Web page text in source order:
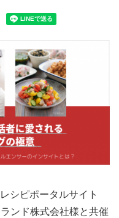
シピポータルサイト
ンド株式会社様と共催